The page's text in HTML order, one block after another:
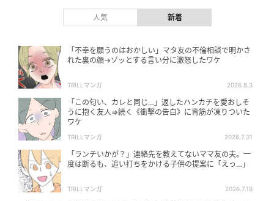
人気 新着
「不幸を願うのはおかしい」マタ友の不倫相談で明かさ
れた裏の顔→ゾッとする言い分に激怒したワケ
TRILLマンガ 2026.8.3
「この匂い、カレと同じ…」返したハンカチを愛おしそ
うに抱く友人⇒続く《衝撃の告白》に背筋が凍りついた
ワケ
TRILLマンガ 2026.7.31
「ランチいかが？」連絡先を教えてないママ友の夫。一
度は断るも、追い打ちをかける子供の提案に「えっ…」
TRILLマンガ 2026.7.18